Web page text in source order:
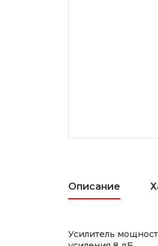
Описание
Усилитель